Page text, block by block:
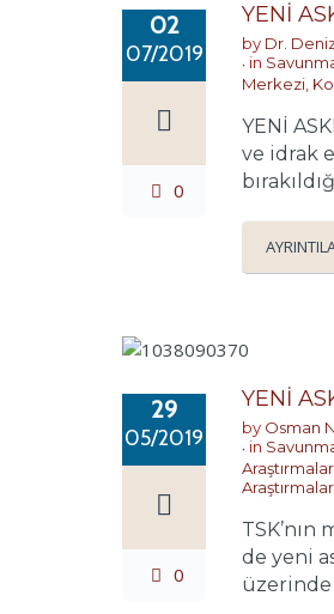
02
07/2019
0
YENİ
by Dr.
in
Merkezi,
YENİ
ve idrak
29
05/2019
0
YENİ
by Osman
in
de yeni
üzerinde